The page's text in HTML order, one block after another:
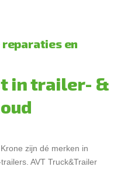
en
in trailer- &
zijn dé merken in
AVT Truck&Trailer